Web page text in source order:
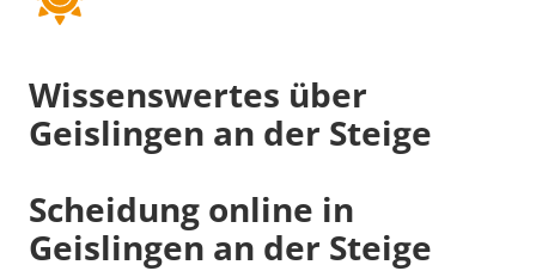
Wissenswertes über
Geislingen an der Steige
Scheidung online in
Geislingen an der Steige